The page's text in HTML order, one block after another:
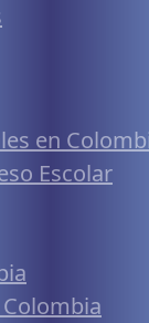
en
Escolar
Colombia